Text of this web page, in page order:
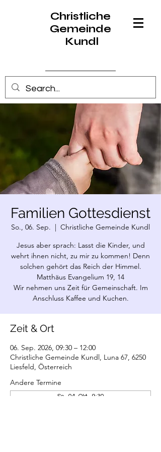
Christliche
Gemeinde
Kundl
Anmelden
Familien Gottesdienst
So., 06. Sep.
  |
Christliche Gemeinde Kundl
Jesus aber sprach: Lasst die Kinder, und
wehrt ihnen nicht, zu mir zu kommen! Denn
solchen gehört das Reich der Himmel.
Matthäus Evangelium 19, 14
Wir nehmen uns Zeit für Gemeinschaft. Im
Anschluss Kaffee und Kuchen.
Zeit & Ort
06. Sep. 2026, 09:30 – 12:00
Christliche Gemeinde Kundl, Luna 67, 6250
Liesfeld, Österreich
Andere Termine
So., 04. Okt., 9:30